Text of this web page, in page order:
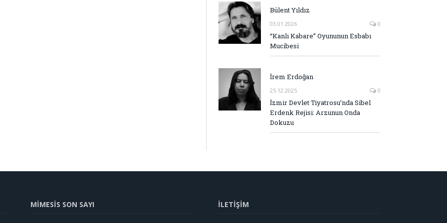
Bülent Yıldız
03.01.2026 0
“Kanlı Kabare” Oyununun Esbabı
Mucibesi
İrem Erdoğan
25.12.2025 0
İzmir Devlet Tiyatrosu’nda Sibel
Erdenk Rejisi: Arzunun Onda
Dokuzu
MİMESİS SON SAYI İLETİŞİM